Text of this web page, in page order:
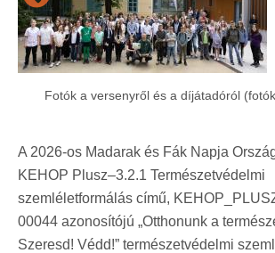
Fotók a versenyről és a díjátadóról
A 2026-os Madarak és Fák Napja
KEHOP Plusz–3.2.1 Természetvédelmi
szemléletformálás című,
00044 azonosítójú „Otthonunk a
Szeresd! Védd!” természetvédelmi